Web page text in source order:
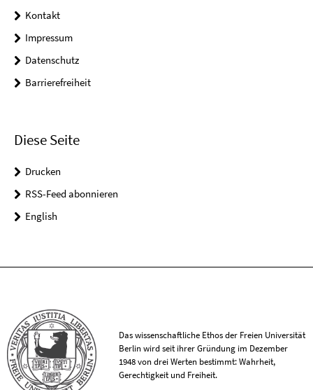
Kontakt
Impressum
Datenschutz
Barrierefreiheit
Diese Seite
Drucken
RSS-Feed abonnieren
English
Das wissenschaftliche Ethos der Freien Universität
Berlin wird seit ihrer Gründung im Dezember
1948 von drei Werten bestimmt: Wahrheit,
Gerechtigkeit und Freiheit.